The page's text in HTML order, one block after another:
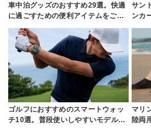
車中泊グッズのおすすめ29選。快適
に過ごすための便利アイテムをご…
サン
ンカ
ゴルフにおすすめのスマートウォッ
チ10選。普段使いしやすいモデル…
マリ
陸両